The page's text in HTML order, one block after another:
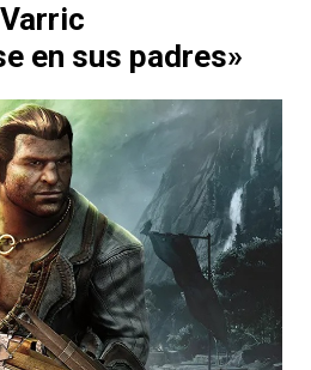
Varric
en sus padres»